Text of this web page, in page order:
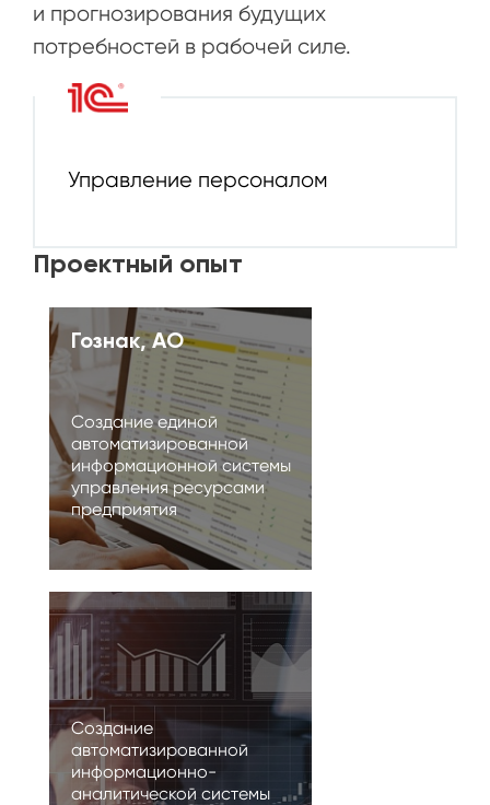
и прогнозирования будущих
потребностей в рабочей силе.
Управление персоналом
Проектный опыт
Гознак, АО
Создание единой
автоматизированной
информационной системы
управления ресурсами
предприятия
Создание
автоматизированной
информационно-
аналитической системы